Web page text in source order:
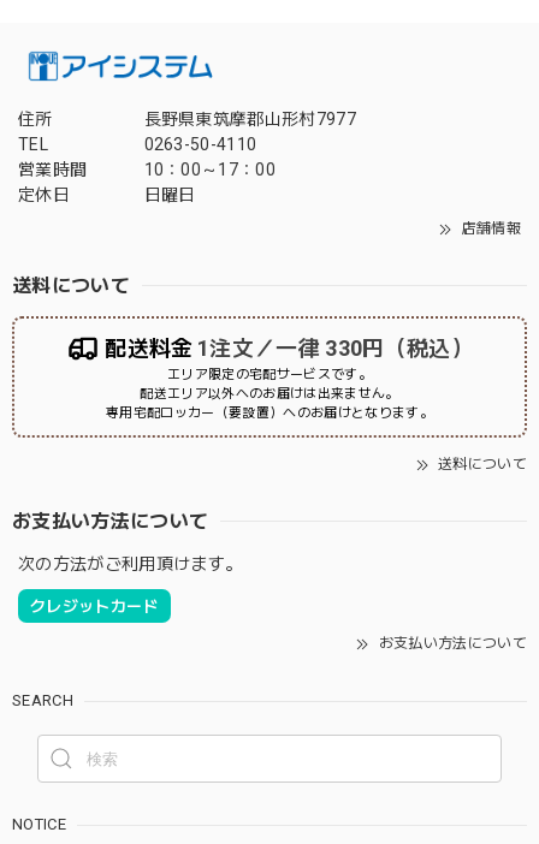
住所
長野県東筑摩郡山形村7977
TEL
0263-50-4110
営業時間
10：00～17：00
定休日
日曜日
店舗情報
送料について
配送料金 1注文／一律 330円（税込）
エリア限定の宅配サービスです。
配送エリア以外へのお届けは出来ません。
専用宅配ロッカー（要設置）へのお届けとなります。
送料について
お支払い方法について
次の方法がご利用頂けます。
クレジットカード
お支払い方法について
SEARCH
NOTICE